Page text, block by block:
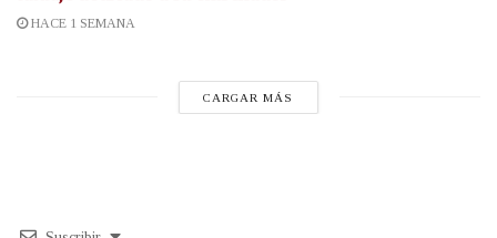
HACE 1 SEMANA
CARGAR MÁS